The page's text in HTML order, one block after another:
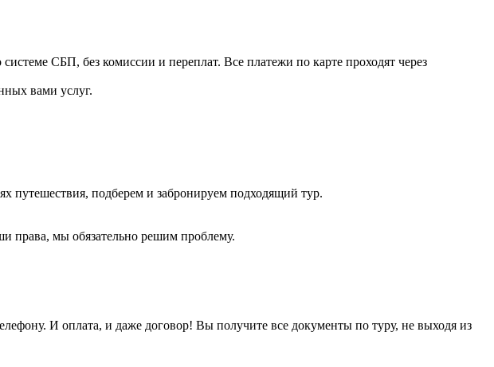
СБП, без комиссии и переплат. Все платежи по карте проходят через
вами услуг.
путешествия, подберем и забронируем подходящий тур.
права, мы обязательно решим проблему.
И оплата, и даже договор! Вы получите все документы по туру, не выходя из